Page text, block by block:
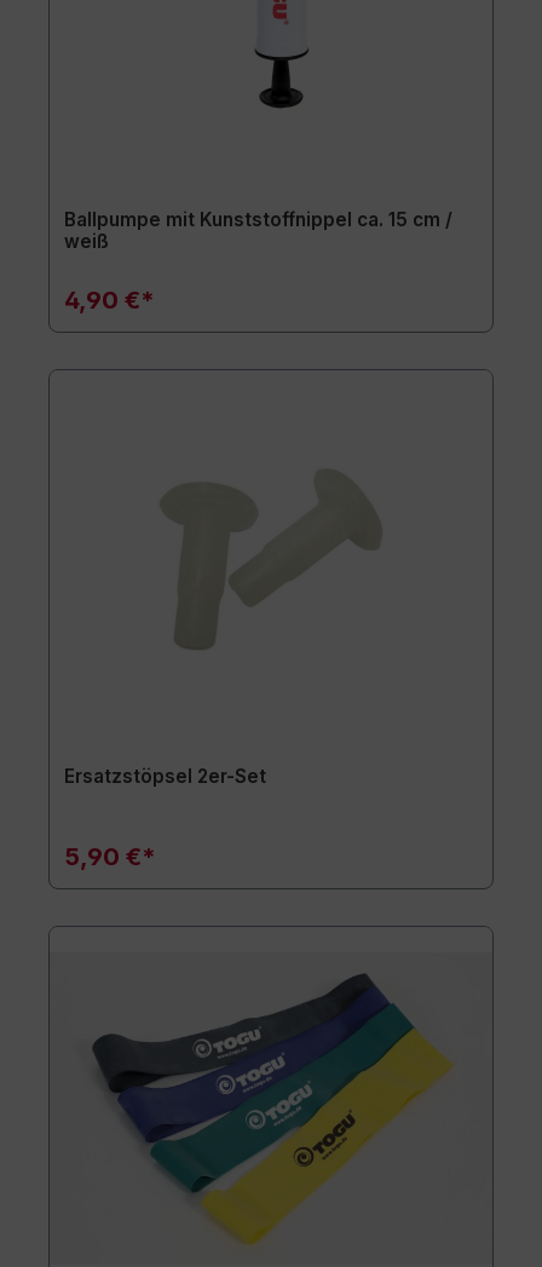
Ballpumpe mit Kunststoffnippel ca. 15 cm /
weiß
4,90 €*
Ersatzstöpsel 2er-Set
5,90 €*